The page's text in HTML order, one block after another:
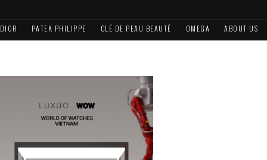
DIOR PATEK PHILIPPE CLÉ DE PEAU BEAUTÉ OMEGA ABOUT US